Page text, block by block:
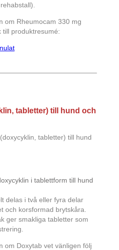
om Rheumocam 330 mg
till produktresumé:
tabletter) till hund och
tabletter) till hund
i tablettform till hund
delas i två eller fyra delar
och korsformad brytskåra.
ger smakliga tabletter som
om Doxytab vet vänligen följ